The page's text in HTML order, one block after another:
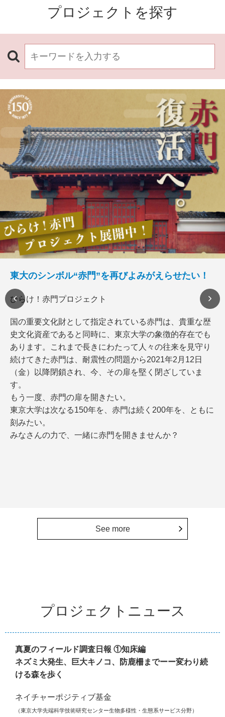
プロジェクトを探す
東大のシンボル“赤門”を再びよみがえらせたい！
ひらけ！赤門プロジェクト
国の重要文化財として指定されている赤門は、貴重な歴
史文化資産であると同時に、東京大学の象徴的存在でも
あります。これまで長きにわたって人々の往来を見守り
続けてきた赤門は、耐震性の問題から2021年2月12日
（金）以降閉鎖され、今、その扉を堅く閉ざしていま
す。
もう一度、赤門の扉を開きたい。
東京大学は次なる150年を、赤門は続く200年を、ともに
刻みたい。
みなさんの力で、一緒に赤門を開きませんか？
See more
プロジェクトニュース
真夏のフィールド調査日報 ①知床編
ネズミ大発生、巨大キノコ、防鹿柵までーー変わり続
ける森を歩く
ネイチャーポジティブ基金
（東京大学先端科学技術研究センター生物多様性・生態系サービス分野）